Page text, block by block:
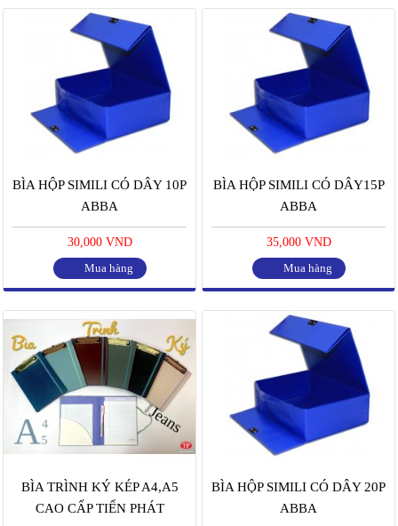
BÌA HỘP SIMILI CÓ DÂY 10P
ABBA
30,000 VND
Mua hàng
BÌA HỘP SIMILI CÓ DÂY15P
ABBA
35,000 VND
Mua hàng
BÌA TRÌNH KÝ KÉP A4,A5
CAO CẤP TIẾN PHÁT
BÌA HỘP SIMILI CÓ DÂY 20P
ABBA